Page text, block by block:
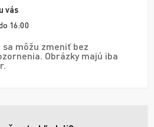
vás
16:00
môžu zmeniť bez
Obrázky majú iba